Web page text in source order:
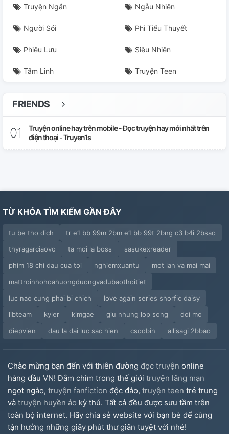
Truyện Ngắn Ngẫu Nhiên
Người Sói Phi Tiểu Thuyết
Phiêu Lưu Siêu Nhiên
Tâm Linh Truyện Teen
FRIENDS
Truyện online hay trên mobile - Đọc truyện hay mới nhất trên
điện thoại - Truyen1s
TỪ KHÓA TÌM KIẾM GẦN ĐÂY
tu be tho dich
tr e1 bb 99m 2bm e1 bb 99t 2bng c3 b4i 2bsao
thyragarciaovo
ta moi la boss
sasukexreader
phim 18 chi dau cua toi
nghiemxuantu
mot lan va mai mai
mattroinhohoahuongduongvadubaothoitiet
luc nao cung phai bi chich
love again series shorfic daisy
libteam
kyler kimgae giu nhung lop song
doi mo
diepvien
dau la dai luc sac hien csoobin allisagi 2bbao
Chào mừng bạn đến với thiên đường đọc truyện online
hàng đầu VN! Đắm chìm trong thế giới truyện lãng mạn
ngọt ngào, truyện fanfiction độc đáo, truyện teen trẻ trung
và truyện huyền ảo kỳ thú. Tất cả đều được sưu tầm trên
toàn bộ internet. Hãy chia sẻ website với bạn bè để cùng
tận hưởng những giây phút thư giãn tuyệt vời nhé!